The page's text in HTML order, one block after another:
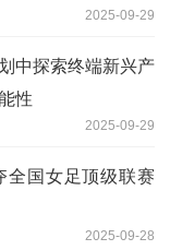
2025-09-29
中探索终端新兴产
性
2025-09-29
全国女足顶级联赛
2025-09-28